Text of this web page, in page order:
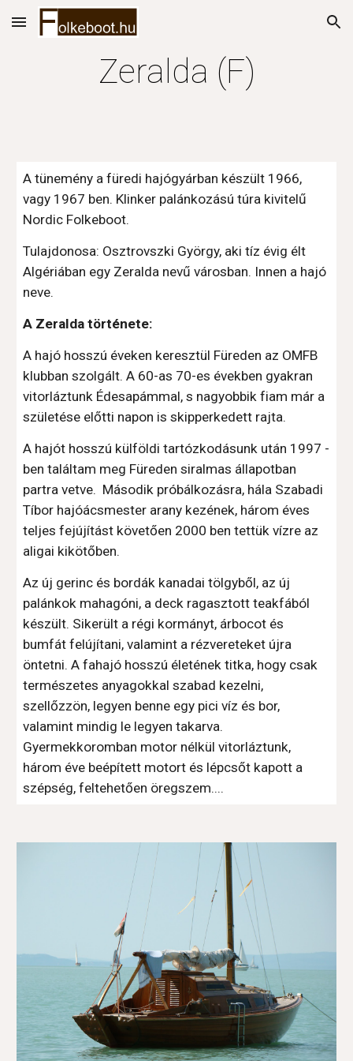
Skip to main content Skip to navigation
Zeralda (F)
A tünemény a füredi hajógyárban készült 1966,
vagy 1967 ben. Klinker palánkozású túra kivitelű
Nordic Folkeboot.
Tulajdonosa: Osztrovszki György, aki tíz évig élt
Algériában egy Zeralda nevű városban. Innen a hajó
neve.
A Zeralda története:
A hajó hosszú éveken keresztül Füreden az OMFB
klubban szolgált. A 60-as 70-es években gyakran
vitorláztunk Édesapámmal, s nagyobbik fiam már a
születése előtti napon is skipperkedett rajta.
A hajót hosszú külföldi tartózkodásunk után 1997 -
ben találtam meg Füreden siralmas állapotban
partra vetve.  Második próbálkozásra, hála Szabadi
Tíbor hajóácsmester arany kezének, három éves
teljes fejújítást követően 2000 ben tettük vízre az
aligai kikötőben.
Az új gerinc és bordák kanadai tölgyből, az új
palánkok mahagóni, a deck ragasztott teakfából
készült. Sikerült a régi kormányt, árbocot és
bumfát felújítani, valamint a rézvereteket újra
öntetni. A fahajó hosszú életének titka, hogy csak
természetes anyagokkal szabad kezelni,
szellőzzön, legyen benne egy pici víz és bor,
valamint mindig le legyen takarva.
Gyermekkoromban motor nélkül vitorláztunk,
három éve beépített motort és lépcsőt kapott a
szépség, feltehetően öregszem....